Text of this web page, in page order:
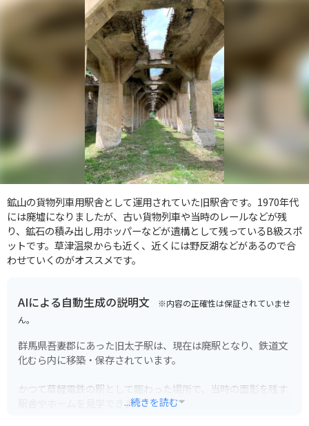
鉱山の貨物列車用駅舎として運用されていた旧駅舎です。1970年代
には廃墟になりましたが、古い貨物列車や当時のレールなどが残
り、鉱石の積み出し用ホッパーなどが遺構として残っているB級スポ
ットです。草津温泉からも近く、近くには野反湖などがあるので合
わせていくのがオススメです。
AIによる自動生成の説明文 ※内容の正確性は保証されていませ
ん。
群馬県吾妻郡にあった旧太子駅は、現在は廃駅となり、鉄道文
化むら内に移築・保存されています。
かつて草軽電鉄の駅として賑わった場所で、当時の面影を残す
駅舎やホームを見学できます。...続きを読む